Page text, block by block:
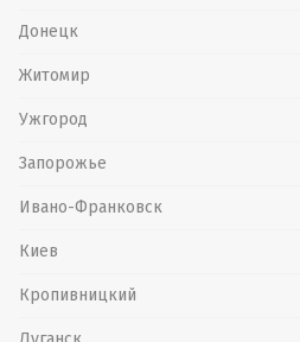
Донецк
Житомир
Ужгород
Запорожье
Ивано-Франковск
Киев
Кропивницкий